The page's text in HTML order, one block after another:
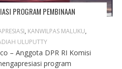
PROGRAM PEMBINAAN
, KANWILPAS MALUKU,
ULUPUTTY
– Anggota DPR RI Komisi
program